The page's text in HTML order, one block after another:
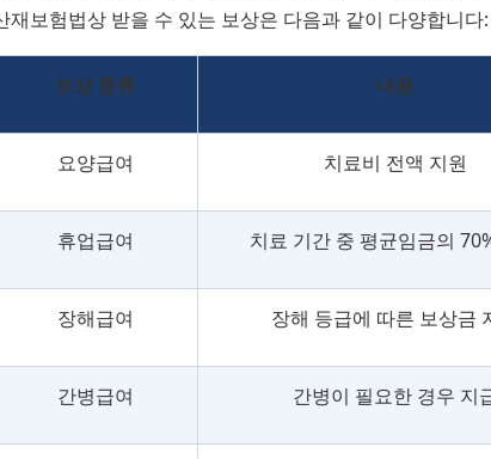
재보험법상 받을 수 있는 보상은 다음과 같이 다양합니다:
보상 종류 내용
요양급여 치료비 전액 지원
휴업급여 치료 기간 중 평균임금의
장해급여 장해 등급에 따른 보상금
간병급여 간병이 필요한 경우 지